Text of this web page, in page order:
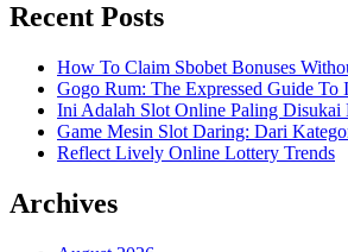
Recent Posts
How To Claim Sbobet Bonuses
Gogo Rum: The Expressed Guide To
Ini Adalah Slot Online Paling Disukai
Game Mesin Slot Daring: Dari
Reflect Lively Online Lottery Trends
Archives